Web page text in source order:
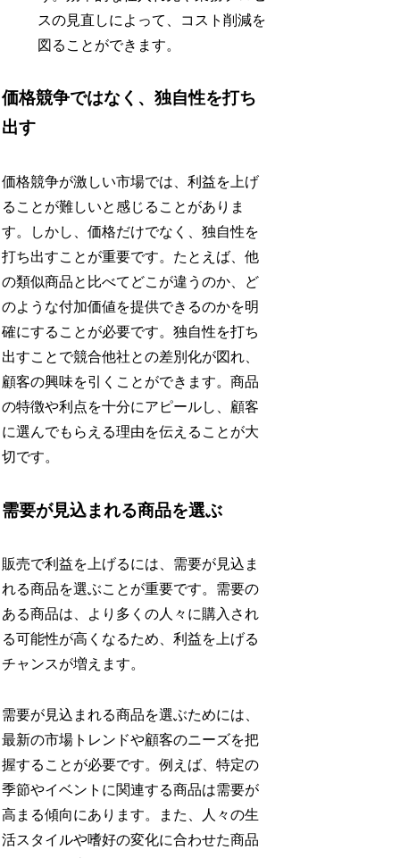
スの見直しによって、コスト削減を
図ることができます。
価格競争ではなく、独自性を打ち
出す
価格競争が激しい市場では、利益を上げ
ることが難しいと感じることがありま
す。しかし、価格だけでなく、独自性を
打ち出すことが重要です。たとえば、他
の類似商品と比べてどこが違うのか、ど
のような付加価値を提供できるのかを明
確にすることが必要です。独自性を打ち
出すことで競合他社との差別化が図れ、
顧客の興味を引くことができます。商品
の特徴や利点を十分にアピールし、顧客
に選んでもらえる理由を伝えることが大
切です。
需要が見込まれる商品を選ぶ
販売で利益を上げるには、需要が見込ま
れる商品を選ぶことが重要です。需要の
ある商品は、より多くの人々に購入され
る可能性が高くなるため、利益を上げる
チャンスが増えます。
需要が見込まれる商品を選ぶためには、
最新の市場トレンドや顧客のニーズを把
握することが必要です。例えば、特定の
季節やイベントに関連する商品は需要が
高まる傾向にあります。また、人々の生
活スタイルや嗜好の変化に合わせた商品